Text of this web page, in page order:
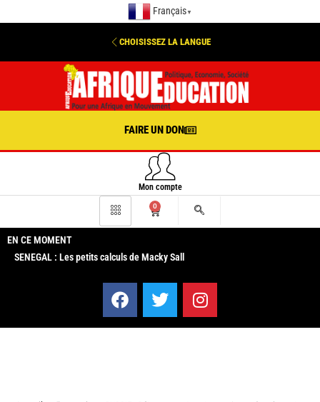
Français ▼
CHOISISSEZ LA LANGUE
FAIRE UN DON
Mon compte
0
EN CE MOMENT
SENEGAL : Les petits calculs de Macky Sall